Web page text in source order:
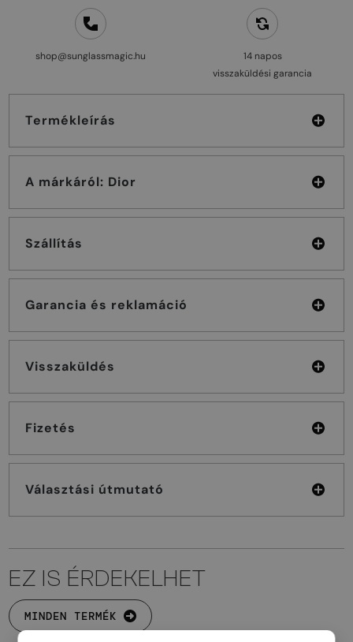
shop@sunglassmagic.hu
14 napos
visszaküldési garancia
Termékleírás
A márkáról: Dior
Szállítás
Garancia és reklamáció
Visszaküldés
Fizetés
Választási útmutató
EZ IS ÉRDEKELHET
MINDEN TERMÉK